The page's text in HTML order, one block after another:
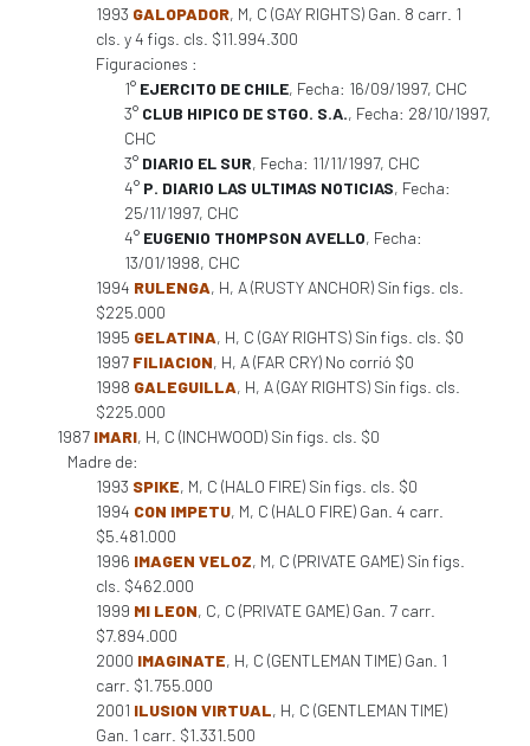
1993 GALOPADOR, M, C (GAY RIGHTS) Gan. 8 carr. 1
cls. y 4 figs. cls. $11.994.300
Figuraciones :
1° EJERCITO DE CHILE, Fecha: 16/09/1997, CHC
3° CLUB HIPICO DE STGO. S.A., Fecha: 28/10/1997,
CHC
3° DIARIO EL SUR, Fecha: 11/11/1997, CHC
4° P. DIARIO LAS ULTIMAS NOTICIAS, Fecha:
25/11/1997, CHC
4° EUGENIO THOMPSON AVELLO, Fecha:
13/01/1998, CHC
1994 RULENGA, H, A (RUSTY ANCHOR) Sin figs. cls.
$225.000
1995 GELATINA, H, C (GAY RIGHTS) Sin figs. cls. $0
1997 FILIACION, H, A (FAR CRY) No corrió $0
1998 GALEGUILLA, H, A (GAY RIGHTS) Sin figs. cls.
$225.000
1987 IMARI, H, C (INCHWOOD) Sin figs. cls. $0
Madre de:
1993 SPIKE, M, C (HALO FIRE) Sin figs. cls. $0
1994 CON IMPETU, M, C (HALO FIRE) Gan. 4 carr.
$5.481.000
1996 IMAGEN VELOZ, M, C (PRIVATE GAME) Sin figs.
cls. $462.000
1999 MI LEON, C, C (PRIVATE GAME) Gan. 7 carr.
$7.894.000
2000 IMAGINATE, H, C (GENTLEMAN TIME) Gan. 1
carr. $1.755.000
2001 ILUSION VIRTUAL, H, C (GENTLEMAN TIME)
Gan. 1 carr. $1.331.500